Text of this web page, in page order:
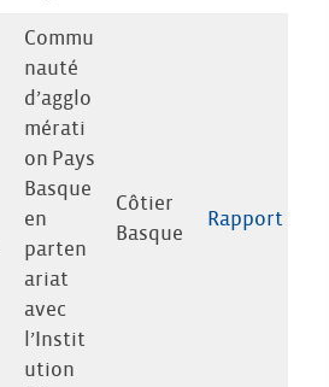
Commu
nauté
d’agglo
mérati
on Pays
Basque
en
parten
ariat
avec
l’Instit
ution
Côtier
Basque
Rapport